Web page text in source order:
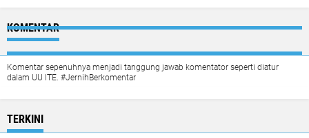
KOMENTAR
Komentar sepenuhnya menjadi tanggung jawab komentator seperti diatur
dalam UU ITE. #JernihBerkomentar
TERKINI